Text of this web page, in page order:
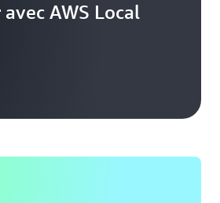
AWS Local